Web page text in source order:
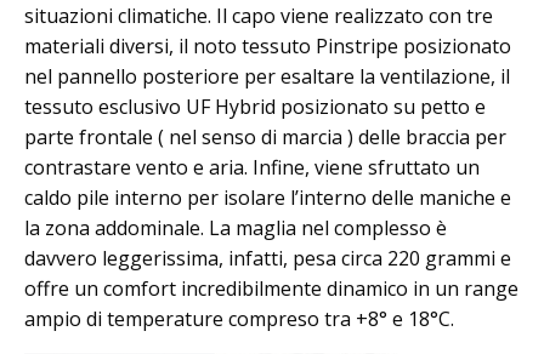
situazioni climatiche. Il capo viene realizzato con tre
materiali diversi, il noto tessuto Pinstripe posizionato
nel pannello posteriore per esaltare la ventilazione, il
tessuto esclusivo UF Hybrid posizionato su petto e
parte frontale ( nel senso di marcia ) delle braccia per
contrastare vento e aria. Infine, viene sfruttato un
caldo pile interno per isolare l’interno delle maniche e
la zona addominale. La maglia nel complesso è
davvero leggerissima, infatti, pesa circa 220 grammi e
offre un comfort incredibilmente dinamico in un range
ampio di temperature compreso tra +8° e 18°C.